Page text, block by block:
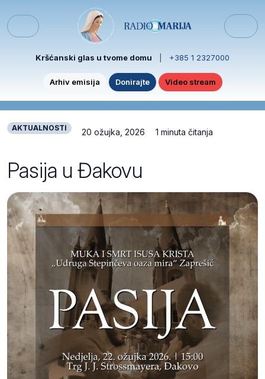
Menu
Kršćanski glas u tvome domu +385 1 2327000
Arhiv emisija Donirajte Video stream
AKTUALNOSTI 20 ožujka, 2026 1 minuta čitanja
Pasija u Đakovu